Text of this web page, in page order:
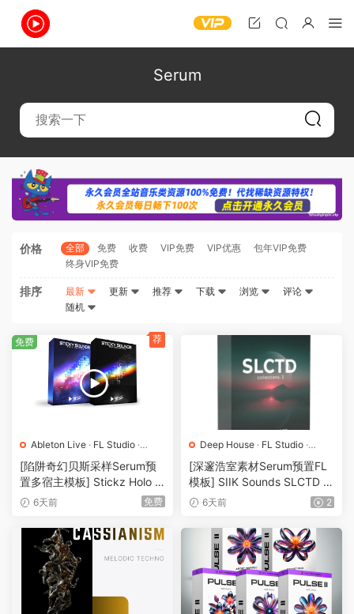
Serum
价格 全部 免费 收费 VIP免费 VIP优惠
包年VIP免费
终身VIP免费
排序 最新 更新 推荐 下载 浏览
评论
随机
Ableton Live · FL Studio ·
Future Bass·Logic Pro
Serum·Trap·工程 ·素材·采样
·预置
[陷阱奇幻贝斯采样Serum预
置多宿主模板] Stickz Holo E
dition (Pro Version) [WAV]
6天前 免费
免费 荐
Deep House · FL Studio ·
House · MIDI ·Serum ·工程·
材·采样·预置
[深邃浩室素材Serum预置FL
模板] SIIK Sounds SLCTD C
ollections II Full Pack [WAV,
6天前 2